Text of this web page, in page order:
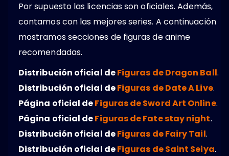
Por supuesto las licencias son oficiales. Además,
contamos con las mejores series. A continuación
mostramos secciones de figuras de anime
recomendadas.
Distribución oficial deFiguras de Dragon Ball.
Distribución oficial deFiguras de Date A Live.
Página oficial deFiguras de Sword Art Online.
Página oficial deFiguras de Fate stay night.
Distribución oficial deFiguras de Fairy Tail.
Distribución oficial deFiguras de Saint Seiya.